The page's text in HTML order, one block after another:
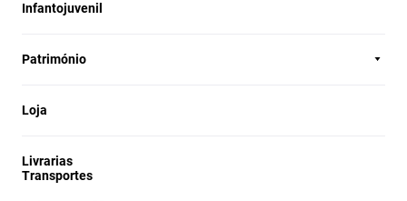
Infantojuvenil
Património
Loja
Livrarias
Transportes